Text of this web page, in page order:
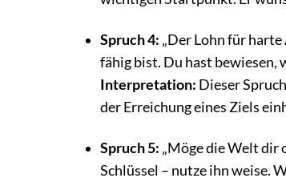
Spruch 4: „Der Lohn für
fähig bist. Du hast bewiesen,
Interpretation: Dieser
der Erreichung eines Ziels
Spruch 5: „Möge die Welt dir
Schlüssel – nutze ihn weise.